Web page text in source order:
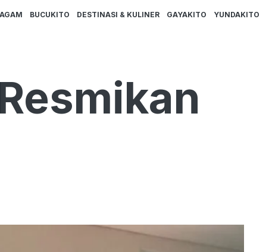
BUCUKITO DESTINASI & KULINER GAYAKITO YUNDAKITO